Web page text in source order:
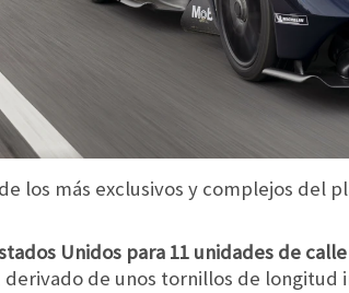
los más exclusivos y complejos del
Unidos para 11 unidades de calle
de unos tornillos de longitud